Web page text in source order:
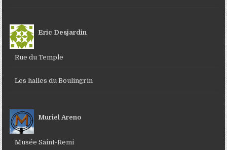
Eric Desjardin
Rue du Temple
Les halles du Boulingrin
Muriel Areno
Musée Saint-Remi